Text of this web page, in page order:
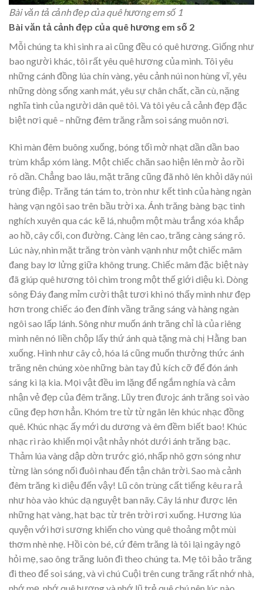
Bài văn tả cảnh đẹp của quê hương em số 1
Bài văn tả cảnh đẹp của quê hương em số 2
Mỗi chúng ta khi sinh ra ai cũng đều có quê hương. Giống như
bao người khác, tôi rất yêu quê hương của mình. Tôi yêu
những cánh đồng lúa chín vàng, yêu cảnh núi non hùng vĩ, yêu
những dòng sống xanh mát, yêu sự chân chất, cần cù, nặng
nghĩa tình của người dân quê tôi. Và tôi yêu cả cảnh đẹp đặc
biệt nơi quê – những đêm trăng rằm soi sáng muôn nơi.
Khi màn đêm buông xuống, bóng tối mờ nhạt dần dần bao
trùm khắp xóm làng. Một chiếc chăn sao hiện lên mờ ảo rồi
rõ dần. Chẳng bao lâu, mặt trăng cũng đã nhô lên khỏi dãy núi
trùng điệp. Trăng tán tám to, tròn như kết tinh của hàng ngàn
hàng vạn ngôi sao trên bầu trời xa. Ánh trăng bàng bạc tinh
nghích xuyên qua các kẽ lá, nhuộm một màu trắng xóa khắp
ao hồ, cây cối, con đường. Càng lên cao, trăng càng sáng rõ.
Lúc này, nhìn mặt trăng tròn vành vạnh như một chiếc mâm
đang bay lơ lửng giữa không trung. Chiếc mâm đặc biệt này
đã giúp quê hương tôi chìm trong một thế giới diệu kì. Dòng
sông Đáy đang mỉm cười thật tươi khi nó thấy mình như đẹp
hơn trong chiếc áo đen đính vầng trăng sáng và hàng ngàn
ngôi sao lấp lánh. Sông như muốn ánh trăng chỉ là của riêng
mình nên nó liền chộp lấy thứ ánh quà tặng mà chị Hằng ban
xuống. Hình như cây cỏ, hóa lá cũng muốn thưởng thức ánh
trăng nên chúng xòe những bàn tay đủ kích cỡ để đón ánh
sáng kì lạ kia. Mọi vật đều im lặng để ngắm nghía và cảm
nhận vẻ đẹp của đêm trăng. Lũy tren đưojc ánh trăng soi vào
cũng đẹp hơn hẳn. Khóm tre từ từ ngân lên khúc nhạc đồng
quê. Khúc nhạc ấy mới du dương và êm đềm biết bao! Khúc
nhạc rì rào khiến mọi vật nhảy nhót dưới ánh trăng bạc.
Thảm lúa vàng dập dờn trước gió, nhấp nhô gợn sóng như
từng làn sóng nối đuôi nhau đến tận chân trời. Sao mà cảnh
đêm trăng kì diệu đến vậy! Lũ côn trùng cất tiếng kêu ra rả
như hòa vào khúc dạ nguyệt ban nãy. Cây lá như được lên
những hạt vàng, hạt bạc từ trên trời rơi xuống. Hương lúa
quyện với hơi sương khiến cho vùng quê thoảng một mùi
thơm nhè nhẹ. Hồi còn bé, cứ đêm trăng là tôi lại ngây ngô
hỏi mẹ, sao ông trăng luôn đi theo chúng ta. Mẹ tôi bảo trăng
đi theo để soi sáng, và vì chú Cuội trên cung trăng rất nhớ nhà,